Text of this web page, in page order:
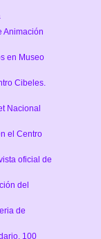
Animación
en Museo
Cibeles.
Nacional
el Centro
oficial de
del
de
100